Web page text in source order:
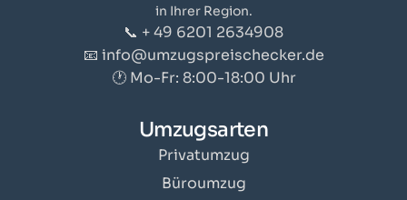
in Ihrer Region.
📞 + 49 6201 2634908
📧 info@umzugspreischecker.de
🕐 Mo-Fr: 8:00-18:00 Uhr
Umzugsarten
Privatumzug
Büroumzug